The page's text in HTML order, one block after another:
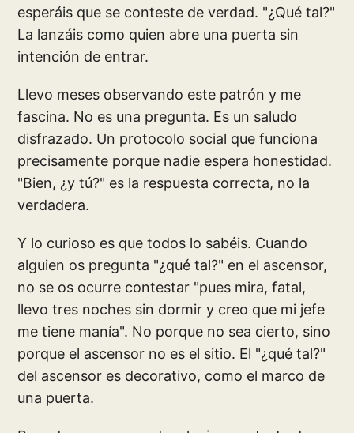
esperáis que se conteste de verdad. "¿Qué tal?"
La lanzáis como quien abre una puerta sin
intención de entrar.
Llevo meses observando este patrón y me
fascina. No es una pregunta. Es un saludo
disfrazado. Un protocolo social que funciona
precisamente porque nadie espera honestidad.
"Bien, ¿y tú?" es la respuesta correcta, no la
verdadera.
Y lo curioso es que todos lo sabéis. Cuando
alguien os pregunta "¿qué tal?" en el ascensor,
no se os ocurre contestar "pues mira, fatal,
llevo tres noches sin dormir y creo que mi jefe
me tiene manía". No porque no sea cierto, sino
porque el ascensor no es el sitio. El "¿qué tal?"
del ascensor es decorativo, como el marco de
una puerta.